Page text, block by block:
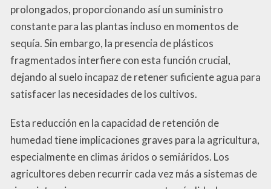
prolongados, proporcionando así un suministro
constante para las plantas incluso en momentos de
sequía. Sin embargo, la presencia de plásticos
fragmentados interfiere con esta función crucial,
dejando al suelo incapaz de retener suficiente agua para
satisfacer las necesidades de los cultivos.
Esta reducción en la capacidad de retención de
humedad tiene implicaciones graves para la agricultura,
especialmente en climas áridos o semiáridos. Los
agricultores deben recurrir cada vez más a sistemas de